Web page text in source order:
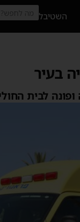
השטיבל
בעיר